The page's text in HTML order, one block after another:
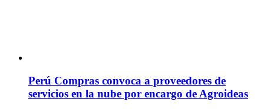
Perú Compras convoca a proveedores de
servicios en la nube por encargo de Agroideas